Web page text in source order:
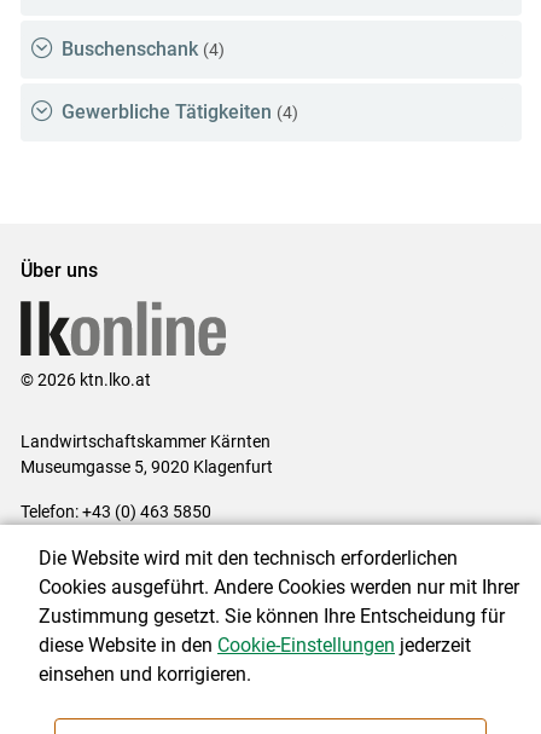
Buschenschank (4)
Gewerbliche Tätigkeiten (4)
Über uns
© 2026 ktn.lko.at
Landwirtschaftskammer Kärnten
Museumgasse 5, 9020 Klagenfurt
Telefon: +43 (0) 463 5850
Impressum|Kontakt|Datenschutzerklärung|Barrierefreiheit|
Cookie-Einstellungen
NEWSLETTER
Die Website wird mit den technisch erforderlichen
Cookies ausgeführt. Andere Cookies werden nur mit Ihrer
Zustimmung gesetzt. Sie können Ihre Entscheidung für
diese Website in den Cookie-Einstellungen jederzeit
einsehen und korrigieren.